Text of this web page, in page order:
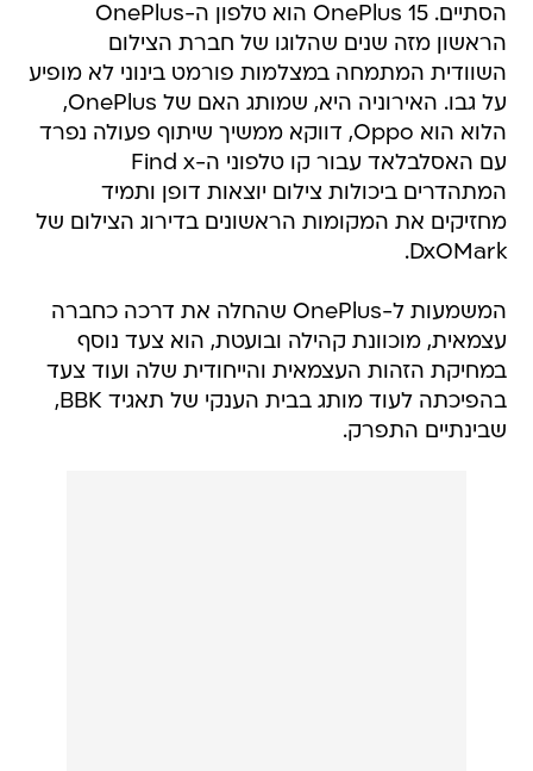
הסתיים. OnePlus 15 הוא טלפון ה-OnePlus
הראשון מזה שנים שהלוגו של חברת הצילום
השוודית המתמחה במצלמות פורמט בינוני לא מופיע
על גבו. האירוניה היא, שמותג האם של OnePlus,
הלוא הוא Oppo, דווקא ממשיך שיתוף פעולה נפרד
עם האסלבלאד עבור קו טלפוני ה-Find x
המתהדרים ביכולות צילום יוצאות דופן ותמיד
מחזיקים את המקומות הראשונים בדירוג הצילום של
DxOMark.
המשמעות ל-OnePlus שהחלה את דרכה כחברה
עצמאית, מוכוונת קהילה ובועטת, הוא צעד נוסף
במחיקת הזהות העצמאית והייחודית שלה ועוד צעד
בהפיכתה לעוד מותג בבית הענקי של תאגיד BBK,
שבינתיים התפרק.